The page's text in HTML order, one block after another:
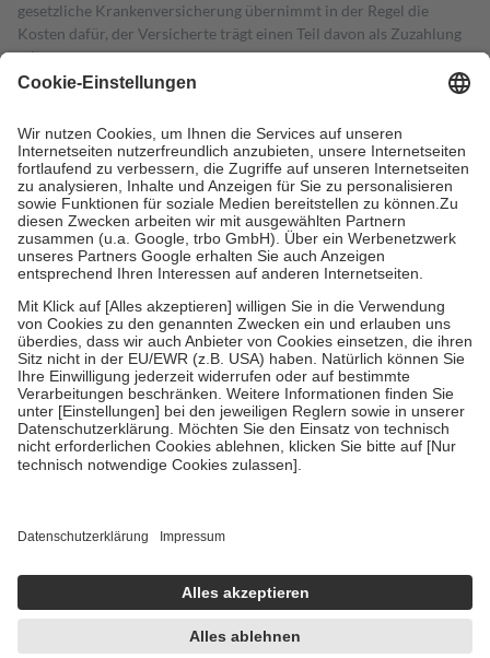
gesetzliche Krankenversicherung übernimmt in der Regel die
Kosten dafür, der Versicherte trägt einen Teil davon als Zuzahlung
mit.
Grundsätzlich leisten Mitglieder Zuzahlungen in Höhe von zehn
höchstens zehn Euro.
Es sind jedoch nie mehr als die tatsächlichen
Kosten der Leistung zu entrichten.
Diese Regeln gelten grundsätzlich auch für Online-Apotheken.
Bei Heilmitteln und häuslicher Krankenpflege beträgt die
Zuzahlung zehn Prozent der Kosten sowie zehn Euro je
Verordnung.
Um das Engagement der Versicherten für ihre eigene Gesundheit zu
stärken und die besondere Stellung der Familie zu unterstützen,
fallenkeine Zuzahlungenan bei:
• Kindern und Jugendlichen bis zum vollendeten 18. Lebensjahr
mit Ausnahme der Fahrkosten
• Untersuchungen zur Vorsorge und Früherkennung, die von der
GKV getragen werden
• empfohlenen Schutzimpfungen
• Harn- und Blutteststreifen
getroffen, um sicherzustellen, dass es sich um echte Bewertungen
https://help.etrusted.com/hc/de/articles/4419944605341
Einige Bilder und Inhalte wurden unter Zuhilfenahme künstlicher